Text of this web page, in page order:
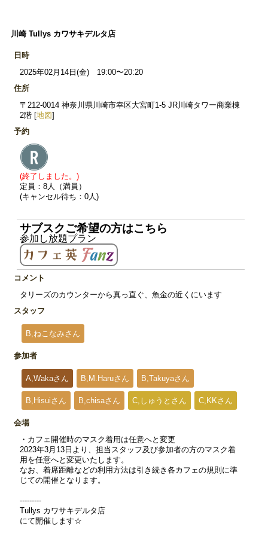
川崎 Tullys カワサキデルタ店
日時
2025年02月14日(金) 19:00〜20:20
住所
〒212-0014 神奈川県川崎市幸区大宮町1-5 JR川崎タワー商業棟
2階 [地図]
予約
(終了しました。)
定員：8人（満員）
(キャンセル待ち：0人)
サブスクご希望の方はこちら
参加し放題プラン
コメント
タリーズのカウンターから真っ直ぐ、魚金の近くにいます
スタッフ
B,ねこなみさん
参加者
A,Wakaさん B,M.Haruさん B,Takuyaさん
B,Hisuiさん B,chisaさん C,しゅうとさん C,KKさん
会場
・カフェ開催時のマスク着用は任意へと変更
2023年3月13日より、担当スタッフ及び参加者の方のマスク着
用を任意へと変更いたします。
なお、着席距離などの利用方法は引き続き各カフェの規則に準
じての開催となります。
---------
Tullys カワサキデルタ店
にて開催します☆